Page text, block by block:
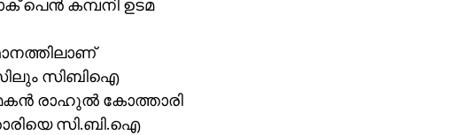
പെന്‍ കമ്പനി ഉടമ
സിബിഐ
രാഹുല്‍ കോത്താരി
സി.ബി.ഐ